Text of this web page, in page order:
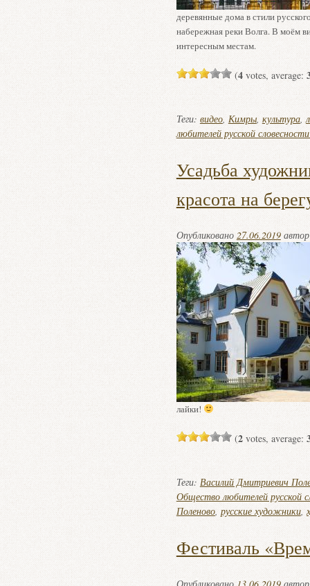
деревянные дома в стили
набережная реки Волга. В моём
интересным местам.
(4votes, average:
Теги: видео, Кимры, культура,
любителей русской
Усадьба
красота на
Опубликовано 27.06.2019
лайки!
(2votes, average:
Теги: Василий Дмитриевич
Общество любителей русской
Поленово, русские художники,
Фестиваль